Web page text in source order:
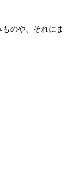
のや、それにま